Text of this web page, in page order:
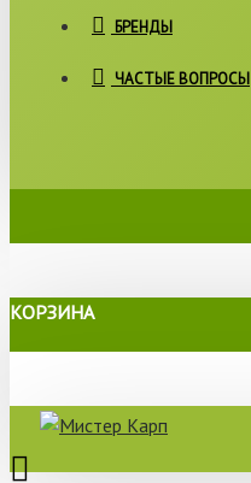
БРЕНДЫ
ЧАСТЫЕ ВОПРОСЫ
КОРЗИНА